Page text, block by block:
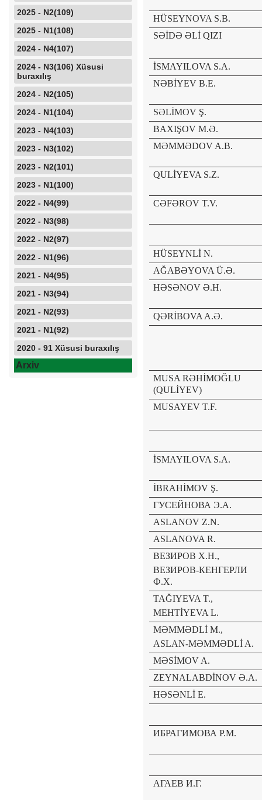
2025 - N2(109)
2025 - N1(108)
2024 - N4(107)
2024 - N3(106) Xüsusi
buraxılış
2024 - N2(105)
2024 - N1(104)
2023 - N4(103)
2023 - N3(102)
2023 - N2(101)
2023 - N1(100)
2022 - N4(99)
2022 - N3(98)
2022 - N2(97)
2022 - N1(96)
2021 - N4(95)
2021 - N3(94)
2021 - N2(93)
2021 - N1(92)
2020 - 91 Xüsusi buraxılış
Arxiv
HÜSEYNOVA S.B.
SƏİDƏ ƏLİ QIZI
İSMAYILOVA S.A.
NƏBİYEV B.E.
SƏLİMOV Ş.
BAXIŞOV M.Ə.
MƏMMƏDOV A.B.
QULİYEVA S.Z.
CƏFƏROV T.V.
HÜSEYNLİ N.
AĞABƏYOVA Ü.Ə.
HƏSƏNOV Ə.H.
QƏRİBOVA A.Ə.
MUSA RƏHİMOĞLU
(QULİYEV)
MUSAYEV T.F.
İSMAYILOVA S.A.
İBRAHİMOV Ş.
ГУСЕЙНОВА Э.A.
ASLANOV Z.N.
ASLANOVA R.
ВЕЗИРОВ Х.Н.,
ВЕЗИРОВ-КЕНГЕРЛИ
Ф.Х.
TAĞIYEVA T.,
MEHTİYEVA L.
MƏMMƏDLİ M.,
ASLAN-MƏMMƏDLİ A.
MƏSİMOV A.
ZEYNALABDİNOV Ə.A.
HƏSƏNLİ E.
ИБРАГИМОВА Р.М.
АГАЕВ И.Г.